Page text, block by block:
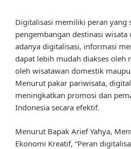
Digitalisasi memiliki peran yang
pengembangan destinasi wisata
adanya digitalisasi, informasi
dapat lebih mudah diakses oleh
oleh wisatawan domestik
Menurut pakar pariwisata,
meningkatkan promosi dan
Indonesia secara efektif.
Menurut Bapak Arief Yahya,
Ekonomi Kreatif, “Peran